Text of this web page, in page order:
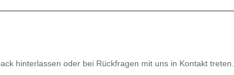
hinterlassen oder bei Rückfragen mit uns in Kontakt treten.